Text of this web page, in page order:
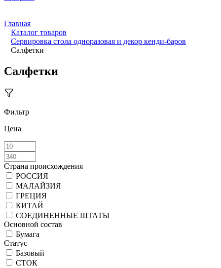
Главная
Каталог товаров
Сервировка стола одноразовая и декор кенди-баров
Салфетки
Салфетки
Фильтр
Цена
Страна происхождения
РОССИЯ
МАЛАЙЗИЯ
ГРЕЦИЯ
КИТАЙ
СОЕДИНЕННЫЕ ШТАТЫ
Основной состав
Бумага
Статус
Базовый
СТОК